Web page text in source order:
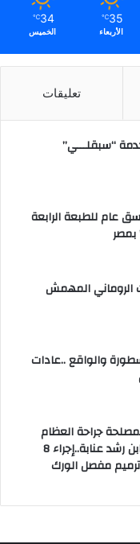
35
℃
الأربعاء
34
℃
الخميس
تعليقات
خدمة “سبقلـــي”
عام للطبعة الرابعة
بمصر
الروماني المهمش
والواقع ..عادات
جراحة العظام
بمستشفى الجامعي ابن رشد عنابة..إجراء 8
مفصل الورك